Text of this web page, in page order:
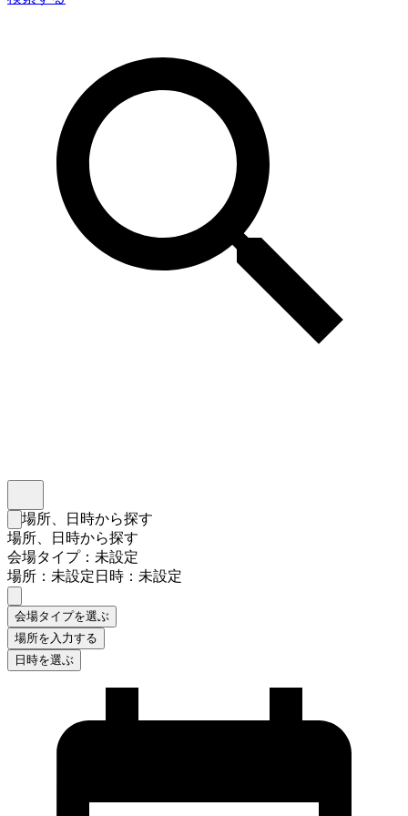
検索フォームを閉じる
場所、日時から探す
場所、日時から探す
会場タイプ：未設定
場所：未設定日時：未設定
会場タイプを選ぶ
場所を入力する
日時を選ぶ